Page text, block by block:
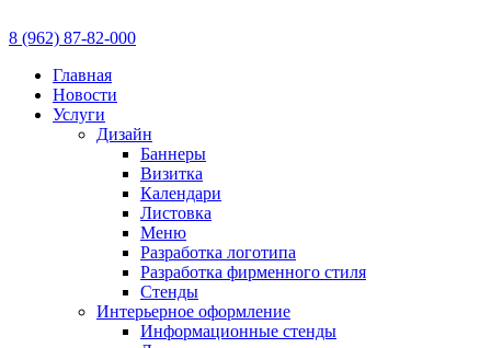
8 (962) 87-82-000
Главная
Новости
Услуги
Дизайн
Баннеры
Визитка
Календари
Листовка
Меню
Разработка логотипа
Разработка фирменного стиля
Стенды
Интерьерное оформление
Информационные стенды